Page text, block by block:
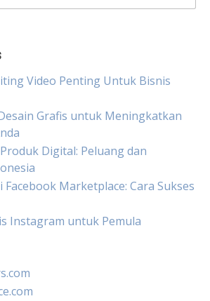
Video Penting Untuk Bisnis
Grafis untuk Meningkatkan
Digital: Peluang dan
Facebook Marketplace: Cara Sukses
Instagram untuk Pemula